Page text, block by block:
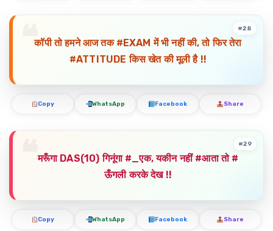
कॉपी तो हमने आज तक #EXAM में भी नहीं की, तो फिर तेरा
#ATTITUDE किस खेत की मूली है !!
#28
Copy WhatsApp Facebook Share
मरूँगा DAS(10) गिनूंगा #_एक, यकीन नहीं #आता तो #
ऊँगली करके देख !!
#29
Copy WhatsApp Facebook Share